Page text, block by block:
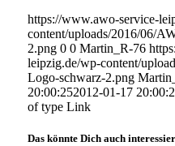
https://www.awo-service-
content/uploads/2016/06/
2.png 0 0 Martin_R-76
leipzig.de/wp-content/
Logo-schwarz-2.png
20:00:252012-01-17
of type Link
Das könnte Dich auch